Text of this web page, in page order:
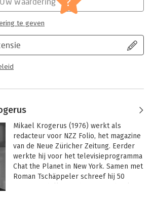
te geven
Mikael Krogerus (1976) werkt als
redacteur voor NZZ Folio, het magazine
van de Neue Züricher Zeitung. Eerder
werkte hij voor het televisieprogramma
Chat the Planet in New York. Samen met
Roman Tschäppeler schreef hij 50